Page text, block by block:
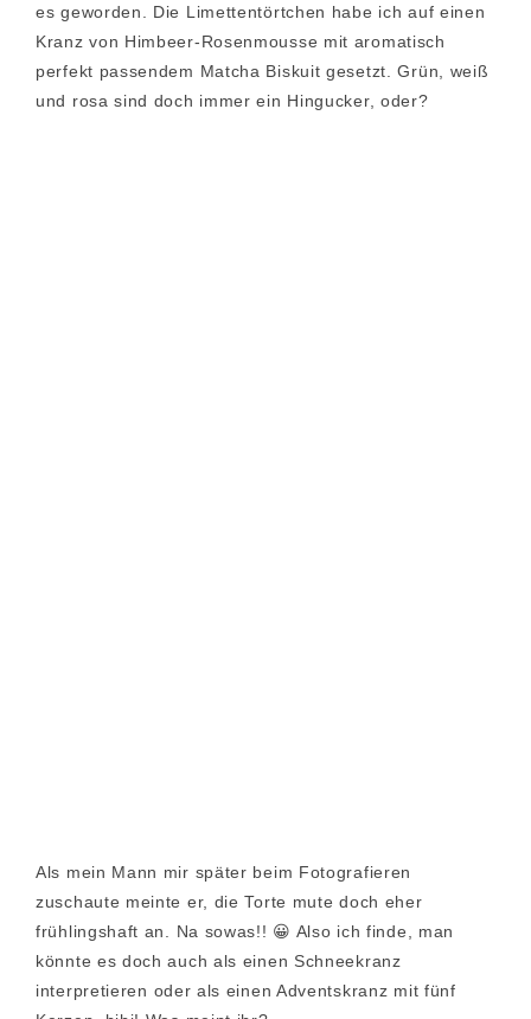
es geworden. Die Limettentörtchen habe ich auf einen
Kranz von Himbeer-Rosenmousse mit aromatisch
perfekt passendem Matcha Biskuit gesetzt. Grün, weiß
und rosa sind doch immer ein Hingucker, oder?
Als mein Mann mir später beim Fotografieren
zuschaute meinte er, die Torte mute doch eher
frühlingshaft an. Na sowas!! 😀 Also ich finde, man
könnte es doch auch als einen Schneekranz
interpretieren oder als einen Adventskranz mit fünf